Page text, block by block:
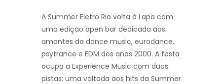
A Summer Eletro Rio volta à Lapa com
uma edição open bar dedicada aos
amantes da dance music, eurodance,
psytrance e EDM dos anos 2000. A festa
ocupa a Experience Music com duas
pistas: uma voltada aos hits da Summer